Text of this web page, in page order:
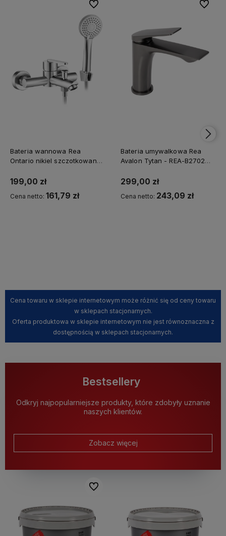
Bateria wannowa Rea
Ontario nikiel szczotkowany -
kodem REA5
199,00 zł
Cena netto: 161,79 zł
Do ulubionych
Bateria umywalkowa Rea
Avalon Tytan - REA-B2702
REA5
299,00 zł
Cena netto: 243,09 zł
Do
Cena towaru w sklepie internetowym może różnić się od ceny towaru
w sklepach stacjonarnych.
Oferta produktowa w sklepie internetowym nie jest równoznaczna z
dostępnością w sklepach stacjonarnych.
Bestsellery
Odkryj najpopularniejsze produkty, które zdobyły uznanie
naszych klientów.
Zobacz więcej
Do ulubionych